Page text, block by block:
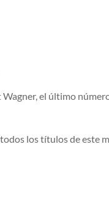
el último
los títulos de este